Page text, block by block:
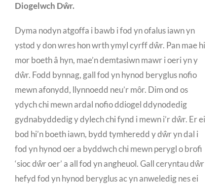
Diogelwch Dŵr.
Dyma nodyn atgoffa i bawb i fod yn ofalus iawn yn
ystod y don wres hon wrth ymyl cyrff dŵr. Pan mae hi
mor boeth â hyn, mae’n demtasiwn mawr i oeri yn y
dŵr. Fodd bynnag, gall fod yn hynod beryglus nofio
mewn afonydd, llynnoedd neu’r môr. Dim ond os
ydych chi mewn ardal nofio ddiogel ddynodedig
gydnabyddedig y dylech chi fynd i mewn i’r dŵr. Er ei
bod hi’n boeth iawn, bydd tymheredd y dŵr yn dal i
fod yn hynod oer a byddwch chi mewn perygl o brofi
‘sioc dŵr oer’ a all fod yn angheuol. Gall ceryntau dŵr
hefyd fod yn hynod beryglus ac yn anweledig nes ei